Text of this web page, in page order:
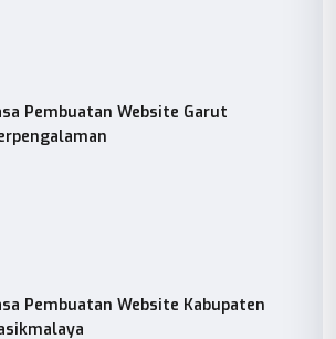
Pembuatan Website Garut
Pembuatan Website Kabupaten